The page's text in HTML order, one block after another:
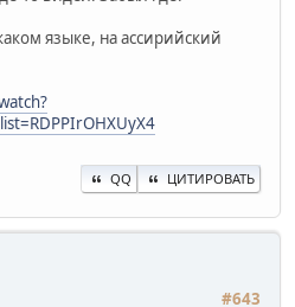
языке, на ассирийский
QQ ЦИТИРОВАТЬ
#643